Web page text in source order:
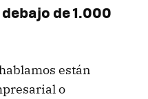
de 1.000
están
o